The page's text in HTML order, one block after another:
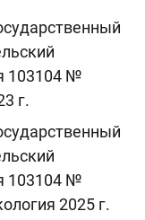
103104 №
г.
103104 №
2025 г.